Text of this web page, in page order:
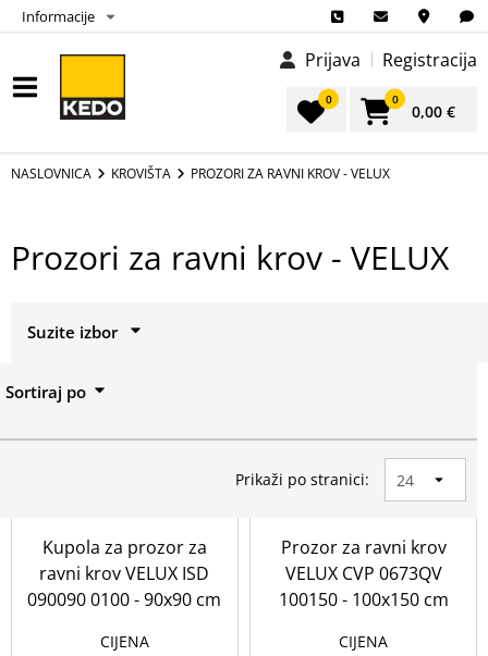
Informacije
Prijava Registracija
0 0
0,00 €
NASLOVNICA KROVIŠTA PROZORI ZA RAVNI KROV - VELUX
Prozori za ravni krov - VELUX
Suzite izbor
do
Sortiraj po
Prikaži po stranici:
Kupola za prozor za
ravni krov VELUX ISD
090090 0100 - 90x90 cm
CIJENA
Prozor za ravni krov
VELUX CVP 0673QV
100150 - 100x150 cm
CIJENA